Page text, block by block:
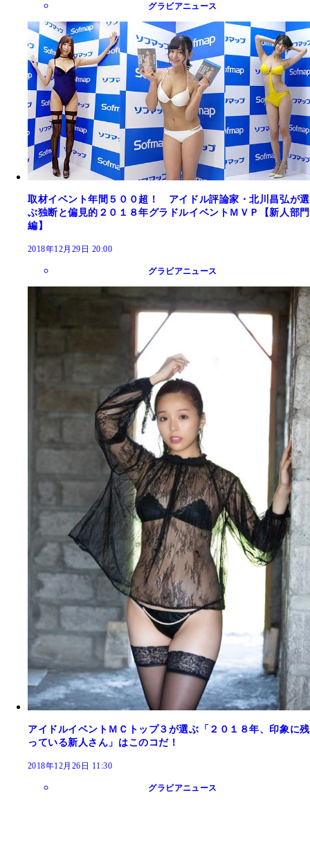
グラビアニュース
取材イベント年間５００超！ アイドル評論家・北川昌弘が選
ぶ独断と偏見的２０１８年グラドルイベントＭＶＰ【新人部門
編】
2018年12月29日 20:00
グラビアニュース
アイドルイベントＭＣトップ３が選ぶ「２０１８年、印象に残
っている新人さん」はこのコだ！
2018年12月26日 11:30
グラビアニュース